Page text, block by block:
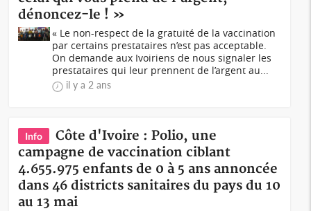
dénoncez-le ! »
« Le non-respect de la gratuité de la vaccination
par certains prestataires n’est pas acceptable.
On demande aux Ivoiriens de nous signaler les
prestataires qui leur prennent de l’argent au...
il y a 2 ans
Info
Côte d'Ivoire : Polio, une
campagne de vaccination ciblant
4.655.975 enfants de 0 à 5 ans annoncée
dans 46 districts sanitaires du pays du 10
au 13 mai